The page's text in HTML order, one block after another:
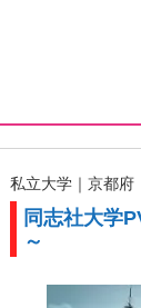
私立大学｜京都府
同志社大学
～